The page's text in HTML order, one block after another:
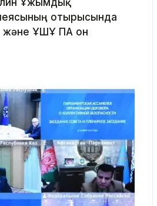
Ұжымдық
отырысында
ҰҚШҰ ПА он